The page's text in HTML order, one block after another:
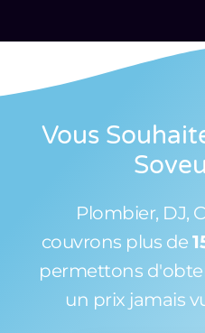
Vous
Plombier, DJ,
couvrons plus de
permettons
un prix jamais